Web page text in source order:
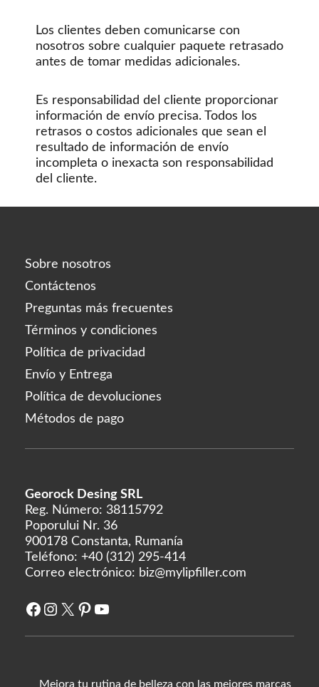
Los clientes deben comunicarse con
nosotros sobre cualquier paquete retrasado
antes de tomar medidas adicionales.
Es responsabilidad del cliente proporcionar
información de envío precisa. Todos los
retrasos o costos adicionales que sean el
resultado de información de envío
incompleta o inexacta son responsabilidad
del cliente.
Sobre nosotros
Contáctenos
Preguntas más frecuentes
Términos y condiciones
Política de privacidad
Envío y Entrega
Política de devoluciones
Métodos de pago
Georock Desing SRL
Reg. Número: 38115792
Poporului Nr. 36
900178 Constanta, Rumanía
Teléfono: +40 (312) 295-414
Correo electrónico: biz@mylipfiller.com
Facebook
Instagram
X Pinterest
YouTube
Mejora tu rutina de belleza con las mejores marcas